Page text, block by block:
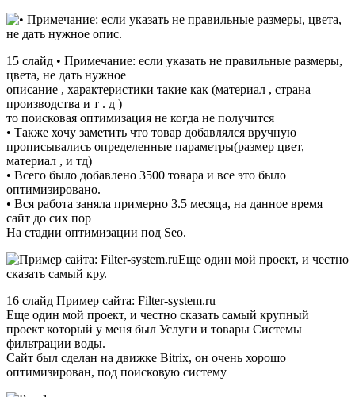
15 слайд • Примечание: если указать не правильные размеры,
цвета, не дать нужное
описание , характеристики такие как (материал , страна
производства и т . д )
то поисковая оптимизация не когда не получится
• Также хочу заметить что товар добавлялся вручную
прописывались определенные параметры(размер цвет,
материал , и тд)
• Всего было добавлено 3500 товара и все это было
оптимизировано.
• Вся работа заняла примерно 3.5 месяца, на данное время
сайт до сих пор
На стадии оптимизации под Seo.
16 слайд Пример сайта: Filter-system.ru
Еще один мой проект, и честно сказать самый крупный
проект который у меня был Услуги и товары Системы
фильтрации воды.
Сайт был сделан на движке Bitrix, он очень хорошо
оптимизирован, под поисковую систему